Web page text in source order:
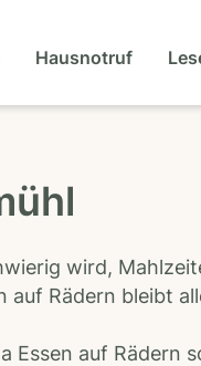
Hausnotruf
wird,
auf Rädern bleibt
Essen auf Rädern